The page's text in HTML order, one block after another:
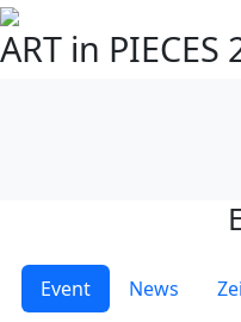
ART in PIECES
Event News